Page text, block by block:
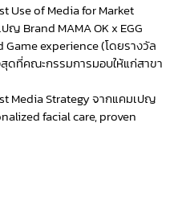
Use of Media for Market
Brand MAMA OK x EGG
experience (โดยรางวัล
ดที่คณะกรรมการมอบให้แก่สาขา
Media Strategy จากแคมเปญ
facial care, proven